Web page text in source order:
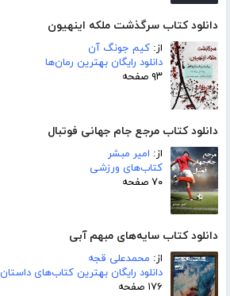
دانلود کتاب سرگذشت ملکه اینهیون
از: کیم جونگ آن
دانلود رایگان بهترین رمان‌ها
۹۳ صفحه
دانلود کتاب مرجع جام جهانی فوتبال
از: امیر مبشر
کتاب‌های ورزشی
۷۰ صفحه
دانلود کتاب سایه‌های مبهم آبی
از: محمدعلی قجه
دانلود رایگان بهترین کتاب‌های داستان
۱۷۶ صفحه